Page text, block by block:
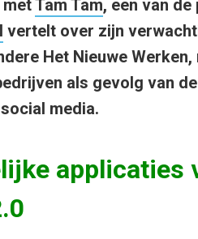
metTam Tam, een van
vertelt over zijn
Het Nieuwe
als gevolg van
media.
applicaties